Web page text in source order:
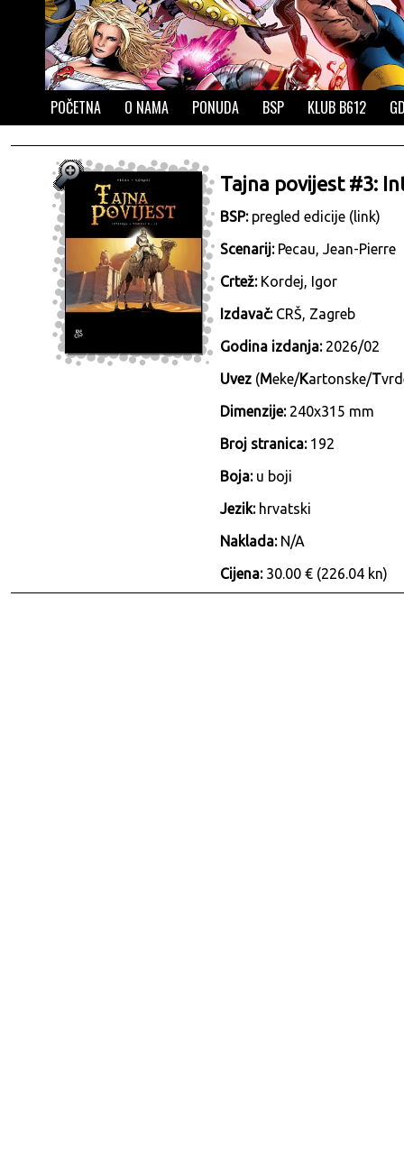
POČETNA O NAMA PONUDA BSP KLUB B612
Tajna povijest #3:
BSP: pregled edicije (link)
Scenarij:Pecau, Jean-Pierre
Crtež:Kordej, Igor
Izdavač: CRŠ, Zagreb
Godina izdanja:2026/02
Uvez (Meke/Kartonske/T
Dimenzije:240x315 mm
Broj stranica:192
Boja:u boji
Jezik:hrvatski
Naklada:N/A
Cijena:30.00 € (226.04 kn)